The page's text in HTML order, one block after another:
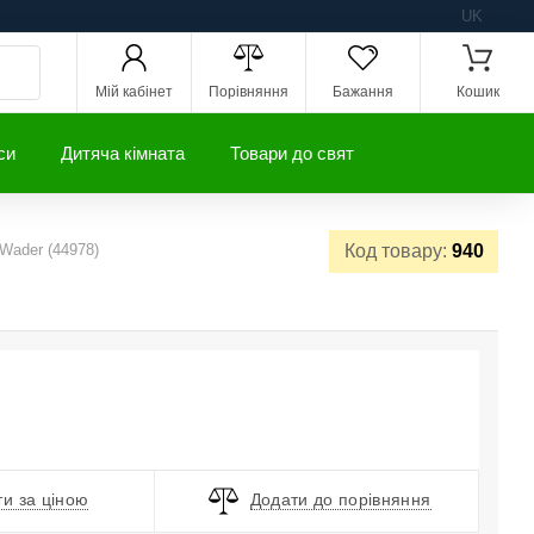
UK
Мій кабінет Порівняння Бажання Кошик
Дитяча кімната Товари до свят
Код товару: 940
(44978)
за ціною Додати до порівняння